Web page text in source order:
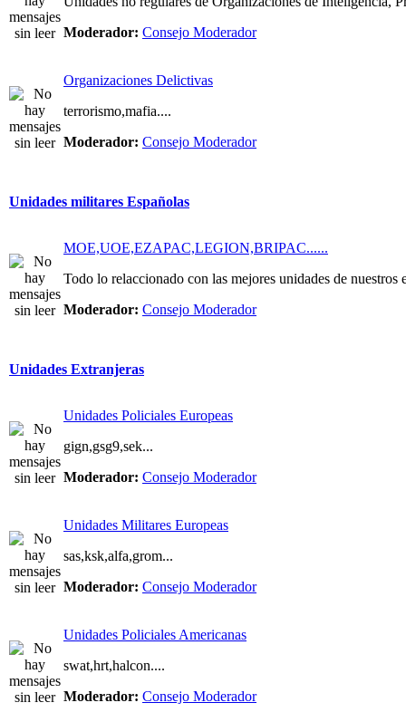
Moderador: Consejo Moderador
Organizaciones Delictivas
terrorismo,mafia....
Moderador: Consejo Moderador
Unidades militares Españolas
MOE,UOE,EZAPAC,LEGION,BRIPAC......
Todo lo relaccionado con las mejores unidades de nuestros
Moderador: Consejo Moderador
Unidades Extranjeras
Unidades Policiales Europeas
gign,gsg9,sek...
Moderador: Consejo Moderador
Unidades Militares Europeas
sas,ksk,alfa,grom...
Moderador: Consejo Moderador
Unidades Policiales Americanas
swat,hrt,halcon....
Moderador: Consejo Moderador